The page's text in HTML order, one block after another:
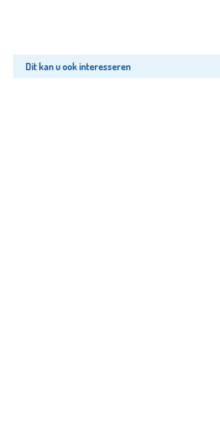
Dit kan u ook interesseren